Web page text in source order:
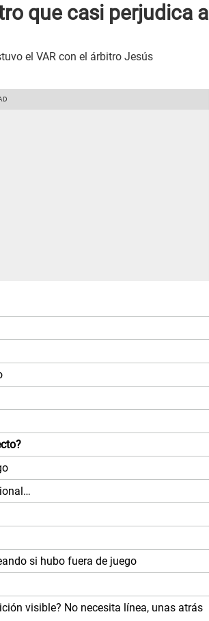
que casi perjudica a
el VAR con el árbitro Jesús
si hubo fuera de juego
visible? No necesita línea, unas atrás